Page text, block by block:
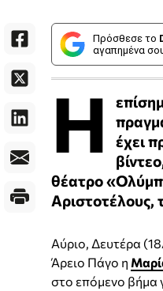
Πρόσθεσε το
αγαπημένα
Η
έχει
θέατρο
Αριστοτέλους,
Αύριο, Δευτέρα
Άρειο Πάγο η
στο επόμενο βήμα